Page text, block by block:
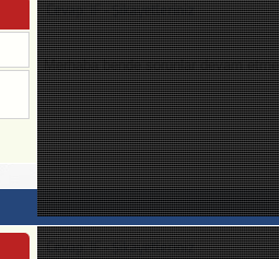
Cevap: IF - Şikayetleriniz
Merhaba bende sorunlar devam
Cevap: IF - Şikayetleriniz